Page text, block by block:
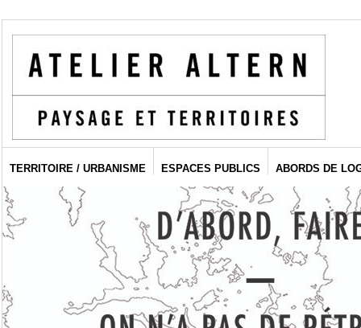
TERRITOIRE / URBANISME ESPACES PUBLICS ABORDS DE